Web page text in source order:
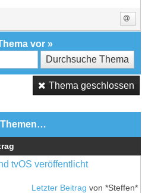
vor »
Thema geschlossen
Themen…
tvOS veröffentlicht
Letzter Beitrag von *Steffen*